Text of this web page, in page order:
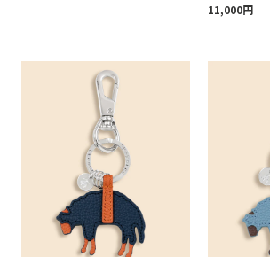
11,000円